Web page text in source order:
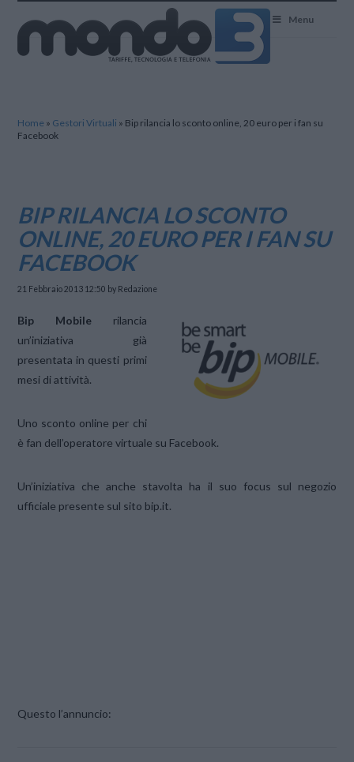
Menu
Home » Gestori Virtuali » Bip rilancia lo sconto online, 20 euro per i fan su
Facebook
BIP RILANCIA LO SCONTO
ONLINE, 20 EURO PER I FAN SU
FACEBOOK
21 Febbraio 2013 12:50 by Redazione
Bip Mobilerilancia
un’iniziativa già
presentata in questi primi
mesi di attività.
Uno sconto online per chi
è fan dell’operatore virtuale su Facebook.
Un’iniziativa che anche stavolta ha il suo focus sul negozio
ufficiale presente sul sito bip.it.
Questo l’annuncio: